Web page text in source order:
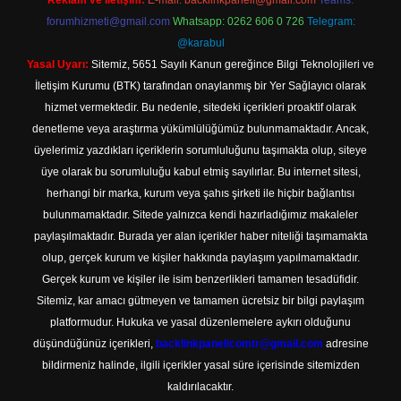
forumhizmeti@gmail.com Whatsapp: 0262 606 0 726 Telegram:
@karabul
Yasal Uyarı: Sitemiz, 5651 Sayılı Kanun gereğince Bilgi Teknolojileri ve
İletişim Kurumu (BTK) tarafından onaylanmış bir Yer Sağlayıcı olarak
hizmet vermektedir. Bu nedenle, sitedeki içerikleri proaktif olarak
denetleme veya araştırma yükümlülüğümüz bulunmamaktadır. Ancak,
üyelerimiz yazdıkları içeriklerin sorumluluğunu taşımakta olup, siteye
üye olarak bu sorumluluğu kabul etmiş sayılırlar. Bu internet sitesi,
herhangi bir marka, kurum veya şahıs şirketi ile hiçbir bağlantısı
bulunmamaktadır. Sitede yalnızca kendi hazırladığımız makaleler
paylaşılmaktadır. Burada yer alan içerikler haber niteliği taşımamakta
olup, gerçek kurum ve kişiler hakkında paylaşım yapılmamaktadır.
Gerçek kurum ve kişiler ile isim benzerlikleri tamamen tesadüfidir.
Sitemiz, kar amacı gütmeyen ve tamamen ücretsiz bir bilgi paylaşım
platformudur. Hukuka ve yasal düzenlemelere aykırı olduğunu
düşündüğünüz içerikleri, backlinkpanelicomtr@gmail.com adresine
bildirmeniz halinde, ilgili içerikler yasal süre içerisinde sitemizden
kaldırılacaktır.